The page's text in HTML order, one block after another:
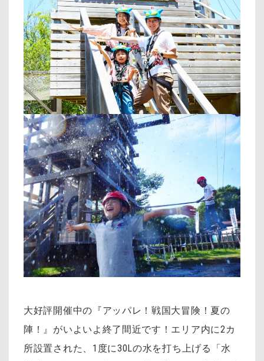
大好評開催中の『アッパレ！戦国大冒険！夏の
陣！』がいよいよ終了間近です！エリア内に2カ
所設置された、1度に30Lの水を打ち上げる「水